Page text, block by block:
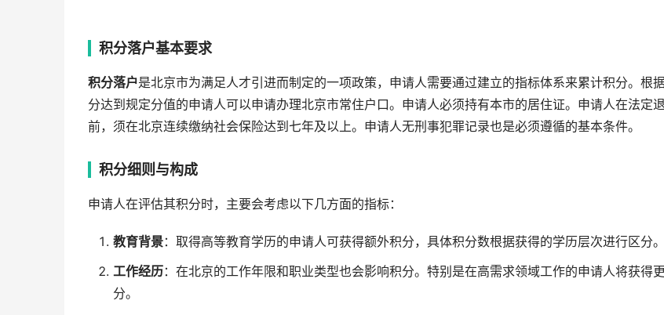
积分落户基本要求
积分落户是北京市为满足人才引进而制定的一项政策，申请人需要通过建立的指标体系来累计积分。根
分达到规定分值的申请人可以申请办理北京市常住户口。申请人必须持有本市的居住证。申请人在法定
前，须在北京连续缴纳社会保险达到七年及以上。申请人无刑事犯罪记录也是必须遵循的基本条件。
积分细则与构成
申请人在评估其积分时，主要会考虑以下几方面的指标：
教育背景：取得高等教育学历的申请人可获得额外积分，具体积分数根据获得的学历层次进行区分。
工作经历：在北京的工作年限和职业类型也会影响积分。特别是在高需求领域工作的申请人将获得
分。